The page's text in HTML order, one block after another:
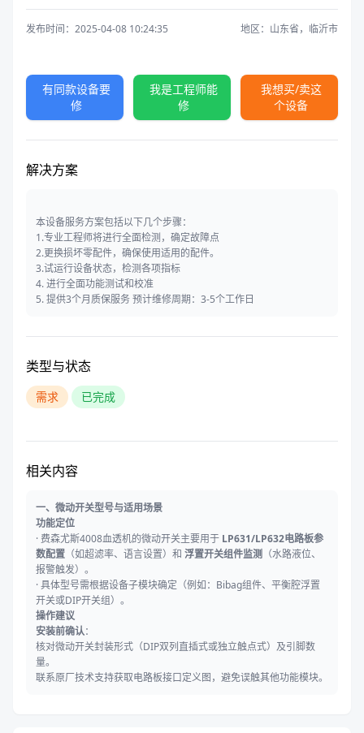
发布时间：2025-04-08 10:24:35 地区：山东省，临沂市
有同款设备要
修
我是工程师能
修
我想买/卖这
个设备
解决方案
本设备服务方案包括以下几个步骤：
1.专业工程师将进行全面检测，确定故障点
2.更换损坏零配件，确保使用适用的配件。
3.试运行设备状态，检测各项指标
4. 进行全面功能测试和校准
5. 提供3个月质保服务 预计维修周期：3-5个工作日
类型与状态
需求 已完成
相关内容
一、微动开关型号与适用场景
功能定位
· 费森尤斯4008血透机的微动开关主要用于 LP631/LP632电路板参
数配置 （如超滤率、语言设置）和 浮置开关组件监测 （水路液位、
报警触发）。
· 具体型号需根据设备子模块确定（例如：Bibag组件、平衡腔浮置
开关或DIP开关组）。
操作建议
安装前确认：
核对微动开关封装形式（DIP双列直插式或独立触点式）及引脚数
量。
联系原厂技术支持获取电路板接口定义图，避免误触其他功能模块。